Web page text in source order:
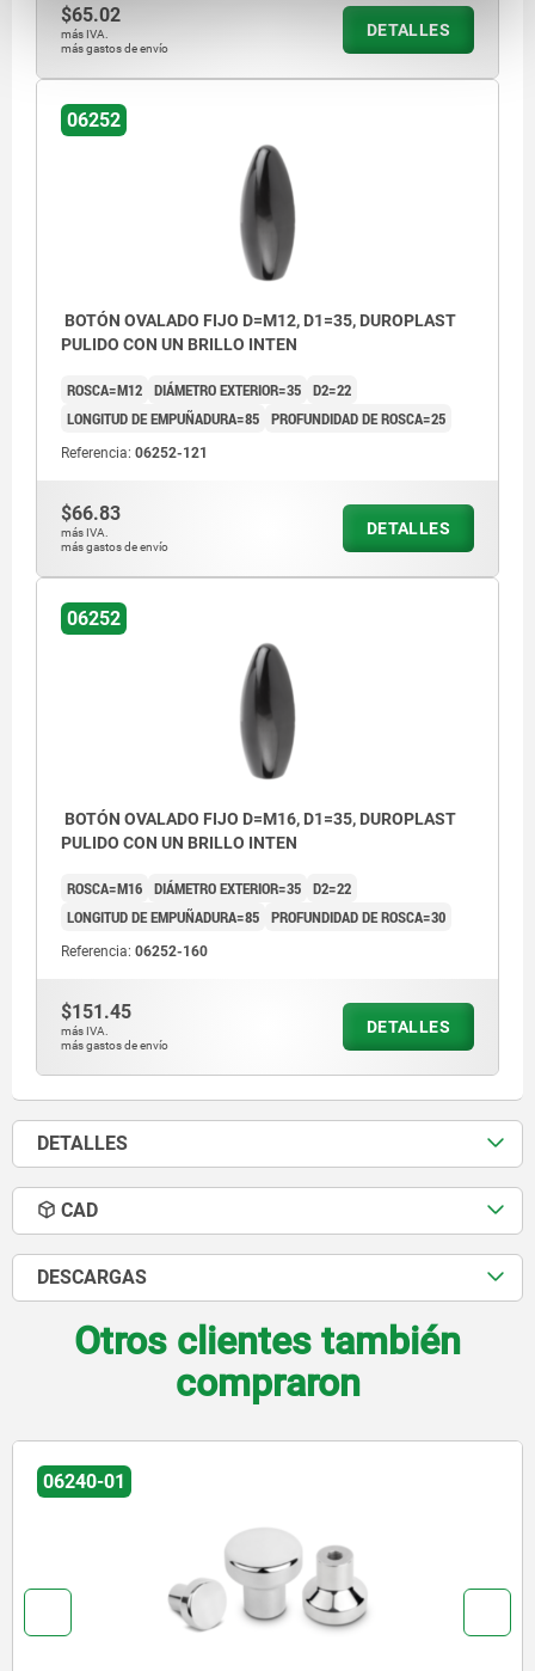
$65.02
más IVA.
más gastos de envío
DETALLES
06252
BOTÓN OVALADO FIJO D=M12, D1=35, DUROPLAST
PULIDO CON UN BRILLO INTEN
ROSCA=M12 DIÁMETRO EXTERIOR=35 D2=22
LONGITUD DE EMPUÑADURA=85 PROFUNDIDAD DE ROSCA=25
Referencia: 06252-121
$66.83
más IVA.
más gastos de envío
DETALLES
06252
BOTÓN OVALADO FIJO D=M16, D1=35, DUROPLAST
PULIDO CON UN BRILLO INTEN
ROSCA=M16 DIÁMETRO EXTERIOR=35 D2=22
LONGITUD DE EMPUÑADURA=85 PROFUNDIDAD DE ROSCA=30
Referencia: 06252-160
$151.45
más IVA.
más gastos de envío
DETALLES
DETALLES
CAD
DESCARGAS
Otros clientes también
compraron